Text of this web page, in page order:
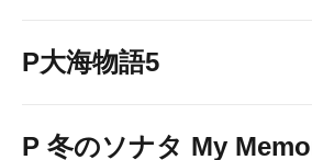
P大海物語5
P 冬のソナタ My